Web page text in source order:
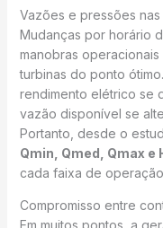
Vazões e pressões
Mudanças por horário
manobras
turbinas do ponto
rendimento elétrico se
vazão disponível se
Portanto, desde o
Qmin, Qmed, Qmax e
cada faixa de
Compromisso entre
Em muitos pontos, a